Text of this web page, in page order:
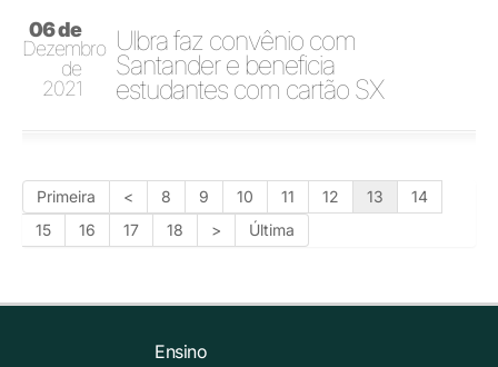
06 de
Dezembro
de
2021
Ulbra faz convênio com
Santander e beneficia
estudantes com cartão SX
Primeira < 8 9 10 11 12 13
14
15
16 17 18 > Última
Ensino